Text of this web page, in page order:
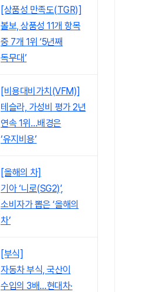
[상품성 만족도(TGR)]
볼보, 상품성 11개 항목
중 7개 1위 ‘5년째
독무대’
[비용대비가치(VFM)]
테슬라, 가성비 평가 2년
연속 1위…배경은
‘유지비용’
[올해의 차]
기아 ‘니로(SG2)’,
소비자가 뽑은 ‘올해의
차’
[부식]
자동차 부식, 국산이
수입의 3배…현대차·